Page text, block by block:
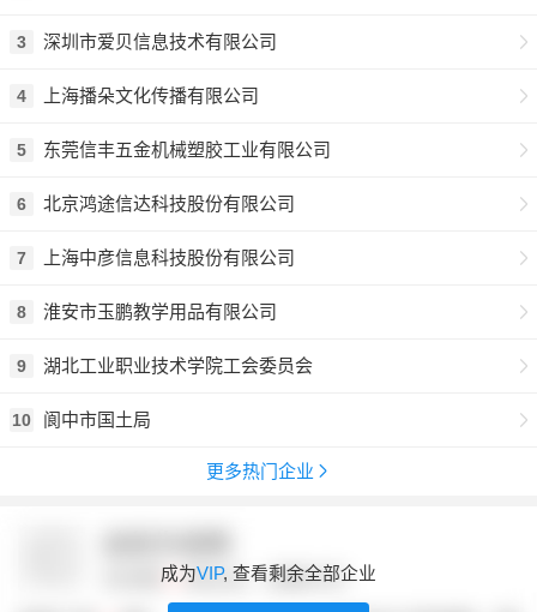
3 深圳市爱贝信息技术有限公司
4 上海播朵文化传播有限公司
5 东莞信丰五金机械塑胶工业有限公司
6 北京鸿途信达科技股份有限公司
7 上海中彦信息科技股份有限公司
8 淮安市玉鹏教学用品有限公司
9 湖北工业职业技术学院工会委员会
10 阆中市国土局
更多热门企业
成为VIP, 查看剩余全部企业